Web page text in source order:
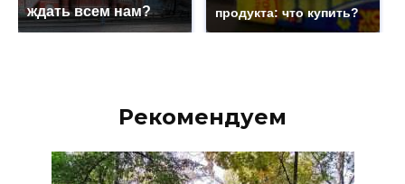
ждать всем нам?
продукта: что купить?
Рекомендуем